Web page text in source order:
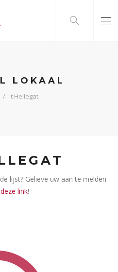
LOKAAL
t Hellegat
lijst? Gelieve uw aan te melden
deze link!